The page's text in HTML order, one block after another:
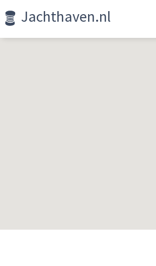
Jachthaven.nl